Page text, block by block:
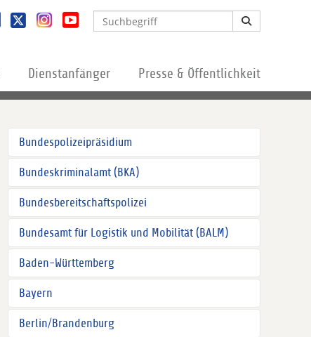
Dienstanfänger Presse & Öffentlichkeit
Bundespolizeipräsidium
Bundeskriminalamt (BKA)
Bundesbereitschaftspolizei
Bundesamt für Logistik und Mobilität (BALM)
Baden-Württemberg
Bayern
Berlin/Brandenburg